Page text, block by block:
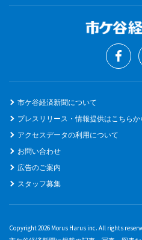
市ケ谷経済新聞について
プレスリリース・情報提供はこちらか
アクセスデータの利用について
お問い合わせ
広告のご案内
スタッフ募集
Copyright 2026 Morus Harus inc. All rights